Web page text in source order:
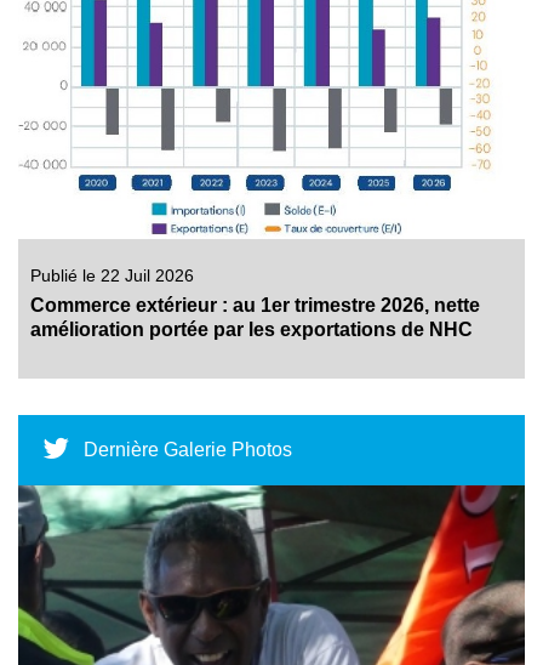
Publié le 22 Juil 2026
Commerce extérieur : au 1er trimestre 2026, nette
amélioration portée par les exportations de NHC
Dernière Galerie Photos